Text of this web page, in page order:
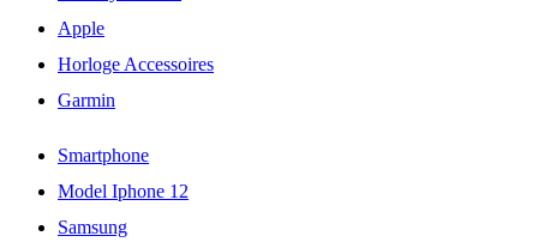
Apple
Horloge Accessoires
Garmin
Smartphone
Model Iphone 12
Samsung